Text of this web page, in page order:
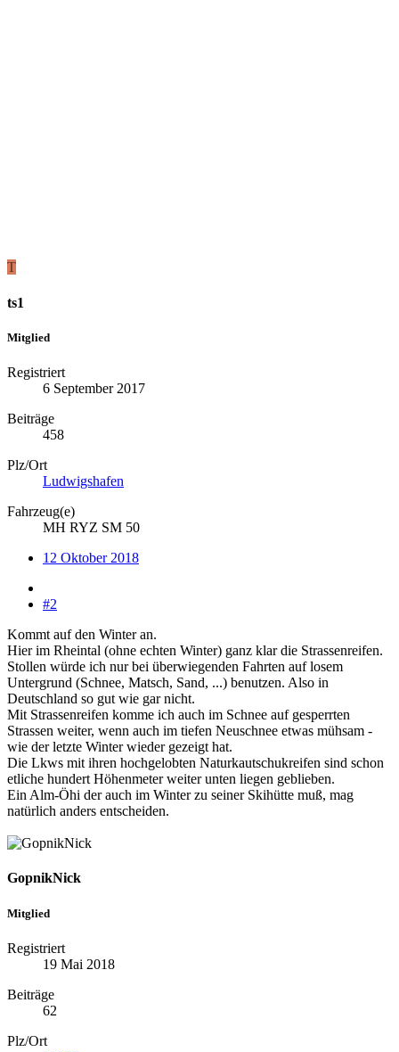
T
ts1
Mitglied
Registriert
6 September 2017
Beiträge
458
Plz/Ort
Ludwigshafen
Fahrzeug(e)
MH RYZ SM 50
12 Oktober 2018
#2
Kommt auf den Winter an.
Hier im Rheintal (ohne echten Winter) ganz klar die Strassenreifen.
Stollen würde ich nur bei überwiegenden Fahrten auf losem
Untergrund (Schnee, Matsch, Sand, ...) benutzen. Also in
Deutschland so gut wie gar nicht.
Mit Strassenreifen komme ich auch im Schnee auf gesperrten
Strassen weiter, wenn auch im tiefen Neuschnee etwas mühsam -
wie der letzte Winter wieder gezeigt hat.
Die Lkws mit ihren hochgelobten Naturkautschukreifen sind schon
etliche hundert Höhenmeter weiter unten liegen geblieben.
Ein Alm-Öhi der auch im Winter zu seiner Skihütte muß, mag
natürlich anders entscheiden.
GopnikNick
Mitglied
Registriert
19 Mai 2018
Beiträge
62
Plz/Ort